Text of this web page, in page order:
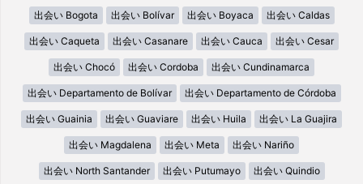
出会い Bogota 出会い Bolívar 出会い Boyaca 出会い Caldas
出会い Caqueta 出会い Casanare 出会い Cauca 出会い Cesar
出会い Chocó 出会い Cordoba 出会い Cundinamarca
出会い Departamento de Bolívar 出会い Departamento de Córdoba
出会い Guainia 出会い Guaviare 出会い Huila 出会い La Guajira
出会い Magdalena 出会い Meta 出会い Nariño
出会い North Santander 出会い Putumayo 出会い Quindio